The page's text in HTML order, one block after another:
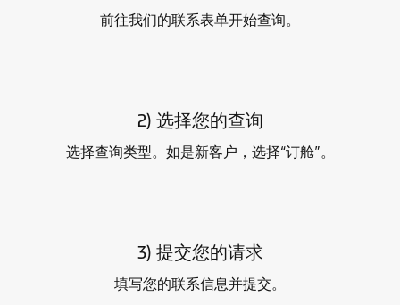
前往我们的联系表单开始查询。
2) 选择您的查询
选择查询类型。如是新客户，选择“订舱”。
3) 提交您的请求
填写您的联系信息并提交。